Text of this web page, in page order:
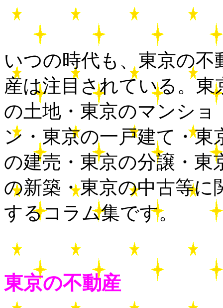
いつの時代も、東京の不
産は注目されている。東
の土地・東京のマンショ
ン・東京の一戸建て・東
の建売・東京の分譲・東
の新築・東京の中古等に
するコラム集です。
東京の不動産